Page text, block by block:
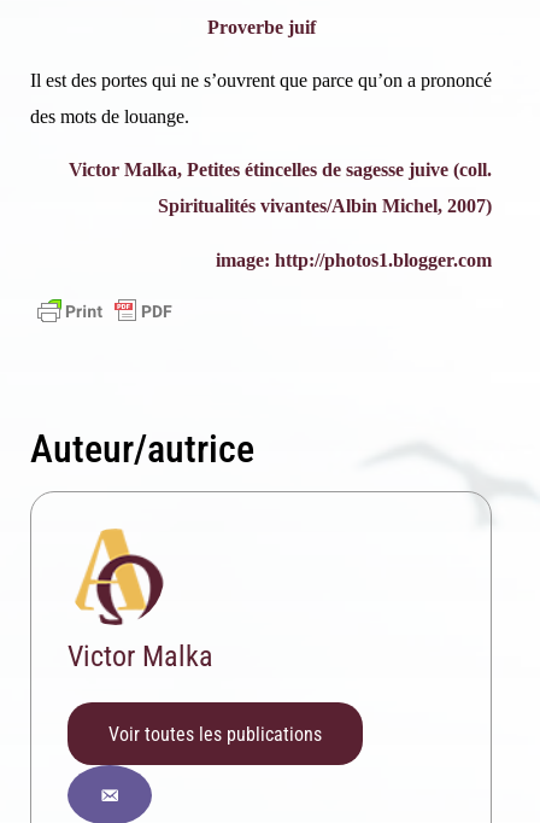
Proverbe juif
Il est des portes qui ne s’ouvrent que parce qu’on a prononcé
des mots de louange.
Victor Malka, Petites étincelles de sagesse juive (coll.
Spiritualités vivantes/Albin Michel, 2007)
image: http://photos1.blogger.com
Auteur/autrice
Victor Malka
Voir toutes les publications